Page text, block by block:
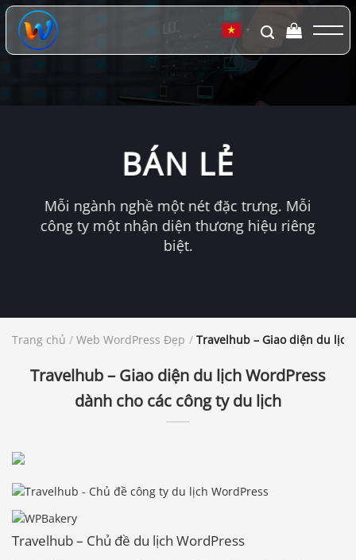
Chuyển
đến
dung
▼
BÁN LẺ
Mỗi ngành nghề một nét đặc trưng. Mỗi
công ty một nhận diện thương hiệu riêng
biệt.
Trang chủ / Web WordPress Đẹp / Travelhub – Giao diện du
Travelhub – Giao diện du lịch WordPress
dành cho các công ty du lịch
Travelhub – Chủ đề du lịch WordPress